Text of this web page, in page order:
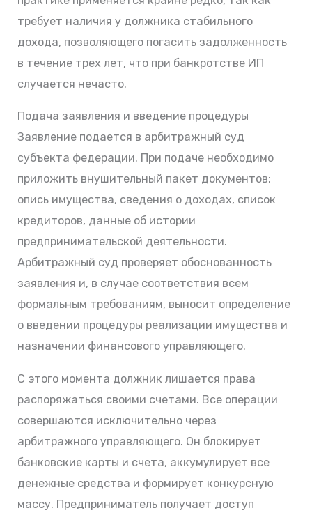
требует наличия у должника стабильного
дохода, позволяющего погасить задолженность
в течение трех лет, что при банкротстве ИП
случается нечасто.
Подача заявления и введение процедуры
Заявление подается в арбитражный суд
субъекта федерации. При подаче необходимо
приложить внушительный пакет документов:
опись имущества, сведения о доходах, список
кредиторов, данные об истории
предпринимательской деятельности.
Арбитражный суд проверяет обоснованность
заявления и, в случае соответствия всем
формальным требованиям, выносит определение
о введении процедуры реализации имущества и
назначении финансового управляющего.
С этого момента должник лишается права
распоряжаться своими счетами. Все операции
совершаются исключительно через
арбитражного управляющего. Он блокирует
банковские карты и счета, аккумулирует все
денежные средства и формирует конкурсную
массу. Предприниматель получает доступ